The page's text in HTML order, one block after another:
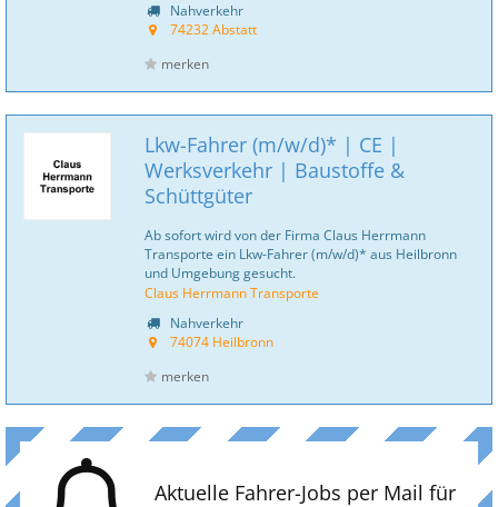
Nahverkehr
74232 Abstatt
merken
Lkw-Fahrer (m/w/d)* | CE |
Werksverkehr | Baustoffe &
Schüttgüter
Ab sofort wird von der Firma Claus Herrmann
Transporte ein Lkw-Fahrer (m/w/d)* aus Heilbronn
und Umgebung gesucht.
Claus Herrmann Transporte
Nahverkehr
74074 Heilbronn
merken
Aktuelle Fahrer-Jobs per Mail für